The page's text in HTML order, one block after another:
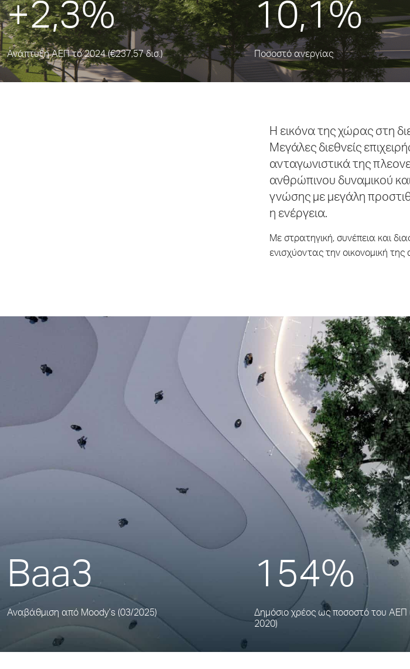
+2,3%
Ανάπτυξη ΑΕΠ το 2024 (€237,57 δισ.)
10,1%
Ποσοστό ανεργίας
Η εικόνα της χώρας στη
Μεγάλες διεθνείς
ανταγωνιστικά της
ανθρώπινου δυναμικού
γνώσης με μεγάλη
η ενέργεια.
Με στρατηγική, συνέπεια και
ενισχύοντας την οικονομική
Baa3
Αναβάθμιση από Moody’s (03/2025)
154%
Δημόσιο χρέος ως ποσοστό του ΑΕΠ
2020)